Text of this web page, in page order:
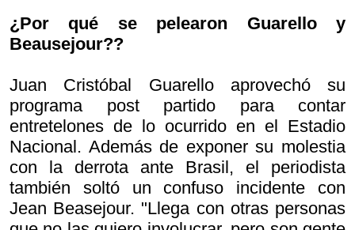
¿Por qué se pelearon Guarello y
Beausejour??
Juan Cristóbal Guarello aprovechó su
programa post partido para contar
entretelones de lo ocurrido en el Estadio
Nacional. Además de exponer su molestia
con la derrota ante Brasil, el periodista
también soltó un confuso incidente con
Jean Beasejour. "Llega con otras personas